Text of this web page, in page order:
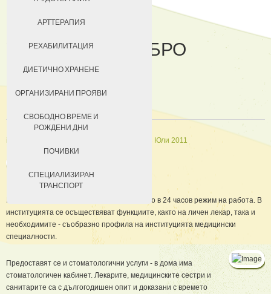
ДОБРОВОЛЦИ
ЗА КЮСТЕНДИЛ
НАСТАНЯВАНЕ
УСЛОВИЯ ЗА ПРЕБИВАВАНЕ
ТАКСИ ЗА ПРЕБИВАВАНЕ
АРТТЕРАПИЯ
РЕХАБИЛИТАЦИЯ
ДИЕТИЧНО ХРАНЕНЕ
ОРГАНИЗИРАНИ ПРОЯВИ
СВОБОДНО ВРЕМЕ И
РОЖДЕНИ ДНИ
ПОЧИВКИ
СПЕЦИАЛИЗИРАН
ТРАНСПОРТ
УСЛОВИЯ ЗА ДОБРО
МЕДИЦИНСКО
ОБСЛУЖВАНЕ
in Създадена на 18 Юли 2011
Медицинското обслужване е организирано в 24 часов режим на работа. В
институцията се осъществяват функциите, както на личен лекар, така и
необходимите - съобразно профила на институцията медицински
специалности.
Предоставят се и стоматологични услуги - в дома има
стоматологичен кабинет. Лекарите, медицинските сестри и
санитарите са с дългогодишен опит и доказани с времето